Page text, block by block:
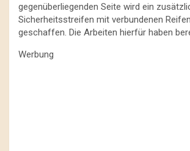
gegenüberliegenden Seite wird ein
Sicherheitsstreifen mit verbundenen
geschaffen. Die Arbeiten hierfür haben
Werbung